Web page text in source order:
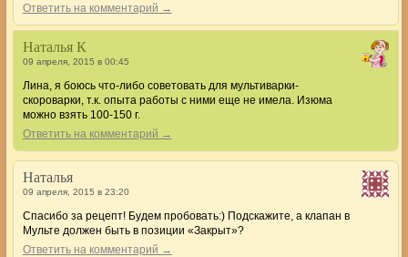
Ответить на комментарий →
Наталья К
09 апреля, 2015 в 00:45
Лина, я боюсь что-либо советовать для мультиварки-
скороварки, т.к. опыта работы с ними еще не имела. Изюма
можно взять 100-150 г.
Ответить на комментарий →
Наталья
09 апреля, 2015 в 23:20
Спасибо за рецепт! Будем пробовать:) Подскажите, а клапан в
Мульте должен быть в позиции «Закрыт»?
Ответить на комментарий →